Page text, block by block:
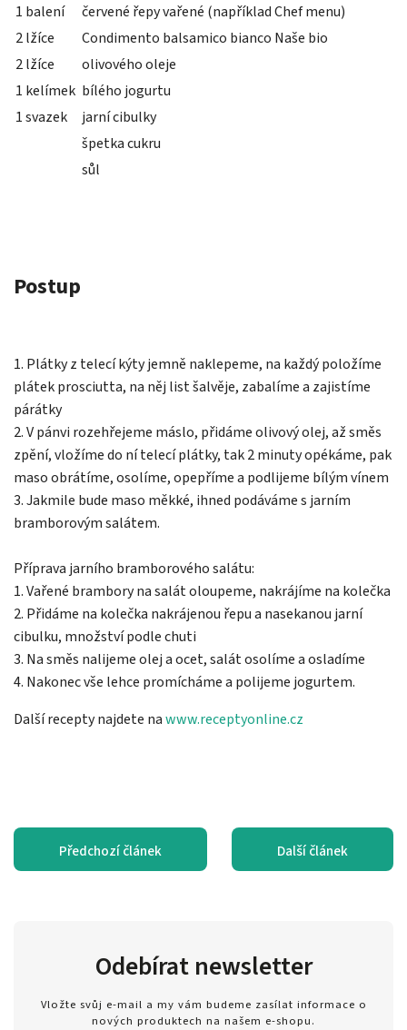
1 balení
červené řepy vařené (například Chef menu)
2 lžíce
Condimento balsamico bianco Naše bio
2 lžíce
olivového oleje
1 kelímek bílého jogurtu
1 svazek
jarní cibulky
špetka cukru
sůl
Postup
1. Plátky z telecí kýty jemně naklepeme, na každý položíme
plátek prosciutta, na něj list šalvěje, zabalíme a zajistíme
párátky
2. V pánvi rozehřejeme máslo, přidáme olivový olej, až směs
zpění, vložíme do ní telecí plátky, tak 2 minuty opékáme, pak
maso obrátíme, osolíme, opepříme a podlijeme bílým vínem
3. Jakmile bude maso měkké, ihned podáváme s jarním
bramborovým salátem.
Příprava jarního bramborového salátu:
1. Vařené brambory na salát oloupeme, nakrájíme na kolečka
2. Přidáme na kolečka nakrájenou řepu a nasekanou jarní
cibulku, množství podle chuti
3. Na směs nalijeme olej a ocet, salát osolíme a osladíme
4. Nakonec vše lehce promícháme a polijeme jogurtem.
Další recepty najdete nawww.receptyonline.cz
Předchozí článek Další článek
Odebírat newsletter
Vložte svůj e-mail a my vám budeme zasílat informace o
nových produktech na našem e-shopu.